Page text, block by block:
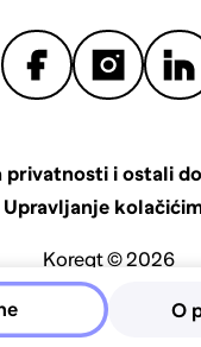
privatnosti i ostali
Upravljanje
Koreqt © 2026